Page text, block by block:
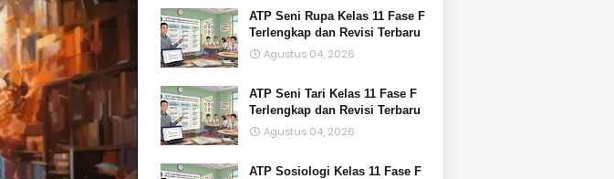
ATP Seni Rupa Kelas 11 Fase F
Terlengkap dan Revisi Terbaru
Agustus 04, 2026
ATP Seni Tari Kelas 11 Fase F
Terlengkap dan Revisi Terbaru
Agustus 04, 2026
ATP Sosiologi Kelas 11 Fase F